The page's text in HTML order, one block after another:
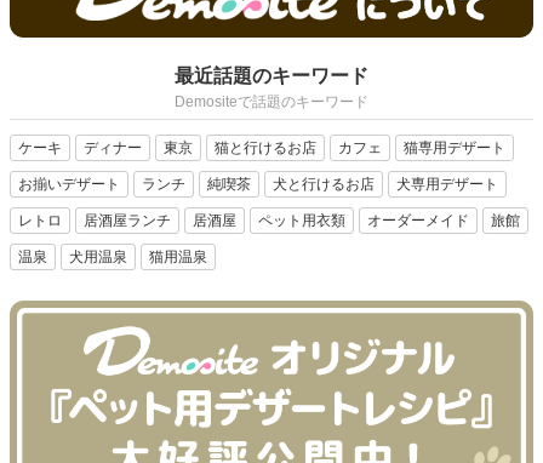
最近話題のキーワード
Demositeで話題のキーワード
ケーキ ディナー 東京 猫と行けるお店 カフェ 猫専用デザート
お揃いデザート ランチ 純喫茶 犬と行けるお店 犬専用デザート
レトロ 居酒屋ランチ 居酒屋 ペット用衣類 オーダーメイド 旅館
温泉 犬用温泉 猫用温泉